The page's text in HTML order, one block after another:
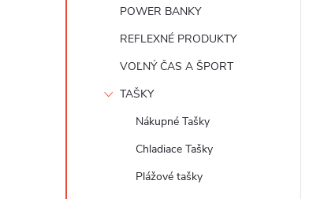
POWER BANKY
REFLEXNÉ PRODUKTY
VOĽNÝ ČAS A ŠPORT
TAŠKY
Nákupné Tašky
Chladiace Tašky
Plážové tašky